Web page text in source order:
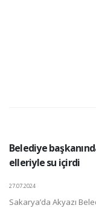
Belediye
elleriyle su içirdi
27.07.2024
Sakarya’da Akyazı